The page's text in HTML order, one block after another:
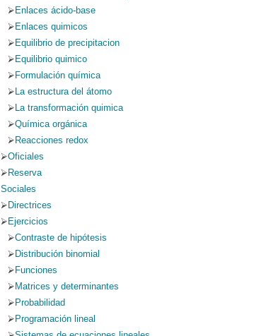
Enlaces ácido-base
Enlaces quimicos
Equilibrio de precipitacion
Equilibrio quimico
Formulación química
La estructura del átomo
La transformación quimica
Química orgánica
Reacciones redox
Oficiales
Reserva
Sociales
Directrices
Ejercicios
Contraste de hipótesis
Distribución binomial
Funciones
Matrices y determinantes
Probabilidad
Programación lineal